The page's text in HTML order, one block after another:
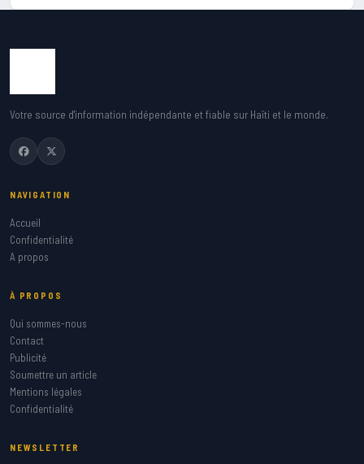
Votre source d'information indépendante et fiable sur Haïti et le monde.
NAVIGATION
Accueil
Confidentialité
A propos
À PROPOS
Qui sommes-nous
Contact
Publicité
Soumettre un article
Mentions légales
Confidentialité
NEWSLETTER